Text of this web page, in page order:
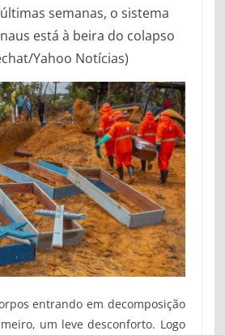
semanas, o sistema
está à beira do colapso
Yahoo Notícias)
entrando em decomposição
um leve desconforto. Logo